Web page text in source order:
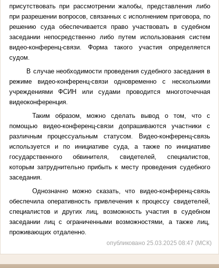
присутствовать при рассмотрении жалобы, представления либо
при разрешении вопросов, связанных с исполнением приговора, по
решению суда обеспечивается право участвовать в судебном
заседании непосредственно либо путем использования систем
видео-конференц-связи. Форма такого участия определяется
судом.
В случае необходимости проведения судебного заседания в
режиме видео-конференц-связи одновременно с несколькими
учреждениями ФСИН или судами проводится многоточечная
видеоконференция.
Таким образом, можно сделать вывод о том, что с
помощью видео-конференц-связи допрашиваются участники с
различным процессуальным статусом. Видео-конференц-связь
используется и по инициативе суда, а также по инициативе
государственного обвинителя, свидетелей, специалистов,
которым затруднительно прибыть к месту проведения судебного
заседания.
Однозначно можно сказать, что видео-конференц-связь
обеспечила оперативность привлечения к процессу свидетелей,
специалистов и других лиц, возможность участия в судебном
заседании лиц с ограниченными возможностями, а также лиц,
проживающих отдаленно.
опубликовано 25.03.2025 08:47 (МСК)